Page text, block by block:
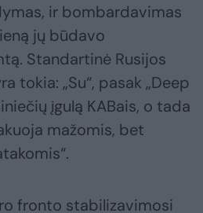
ir bombardavimas
jų būdavo
Standartinė Rusijos
tokia: „Su“, pasak „Deep
įgulą KABais, o tada
mažomis, bet
fronto stabilizavimosi